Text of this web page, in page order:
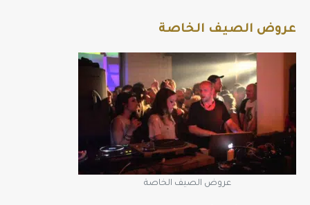
عروض الصيف الخاصة
عروض الصيف الخاصة